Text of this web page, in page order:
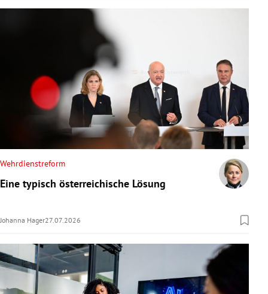
Wehrdienstreform
Eine typisch österreichische Lösung
Johanna Hager27.07.2026